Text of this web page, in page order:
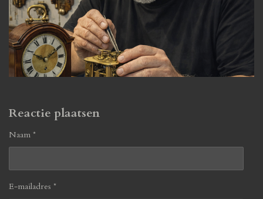
Reactie plaatsen
Naam *
E-mailadres *